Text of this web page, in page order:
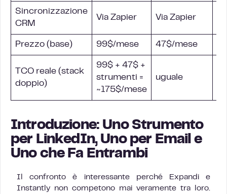
Sincronizzazione
CRM
Via Zapier Via Zapier
Prezzo (base) 99$/mese 47$/mese
TCO reale (stack
doppio)
99$ + 47$ +
strumenti =
~175$/mese
uguale
Introduzione: Uno Strumento
per LinkedIn, Uno per Email e
Uno che Fa Entrambi
Il confronto è interessante perché Expandi e
Instantly non competono mai veramente tra loro.